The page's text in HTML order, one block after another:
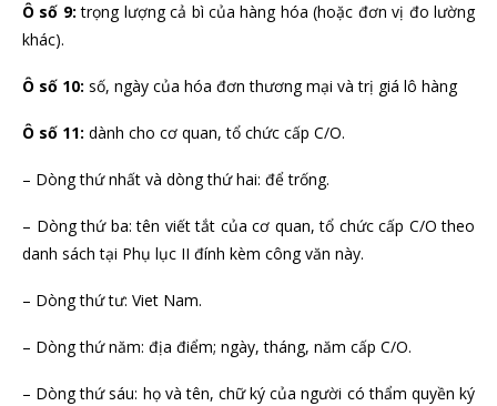
Ô số 9: trọng lượng cả bì của hàng hóa (hoặc đơn vị đo lường
khác).
Ô số 10: số, ngày của hóa đơn thương mại và trị giá lô hàng
Ô số 11: dành cho cơ quan, tổ chức cấp C/O.
– Dòng thứ nhất và dòng thứ hai: để trống.
– Dòng thứ ba: tên viết tắt của cơ quan, tổ chức cấp C/O theo
danh sách tại Phụ lục II đính kèm công văn này.
– Dòng thứ tư: Viet Nam.
– Dòng thứ năm: địa điểm; ngày, tháng, năm cấp C/O.
– Dòng thứ sáu: họ và tên, chữ ký của người có thẩm quyền ký